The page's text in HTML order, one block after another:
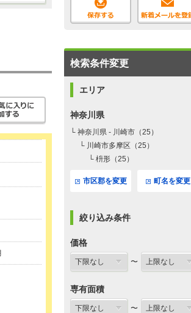
検索条件変更
エリア
神奈川県
└ 神奈川県 - 川崎市（25）
└ 川崎市多摩区（25）
└ 枡形（25）
市区郡を変更 町名を変更
絞り込み条件
価格
〜
専有面積
〜